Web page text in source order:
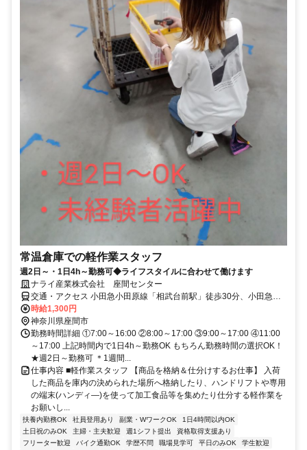
常温倉庫での軽作業スタッフ
週2日～・1日4h～勤務可◆ライフスタイルに合わせて働けます
ナライ産業株式会社 座間センター
交通・アクセス 小田急小田原線「相武台前駅」徒歩30分、小田急江
ノ島線「南林間駅」車14分、「中央林間駅」車15分
時給1,300円
神奈川県座間市
勤務時間詳細 ①7:00～16:00 ②8:00～17:00 ③9:00～17:00 ④11:00
～17:00 上記時間内で1日4h～勤務OK もちろん勤務時間の選択OK！
★週2日～勤務可 ＊1週間...
仕事内容 ■軽作業スタッフ 【商品を格納＆仕分けするお仕事】 入荷
した商品を庫内の決められた場所へ格納したり、ハンドリフトや専用
の端末(ハンディ―)を使って加工食品等を集めたり仕分する軽作業を
お願いし...
扶養内勤務OK 社員登用あり 副業・WワークOK
1日4時間以内OK
土日祝のみOK
主婦・主夫歓迎 週1シフト提出
資格取得支援あり
フリーター歓迎
バイク通勤OK 学歴不問 職場見学可 平日のみOK
学生歓迎